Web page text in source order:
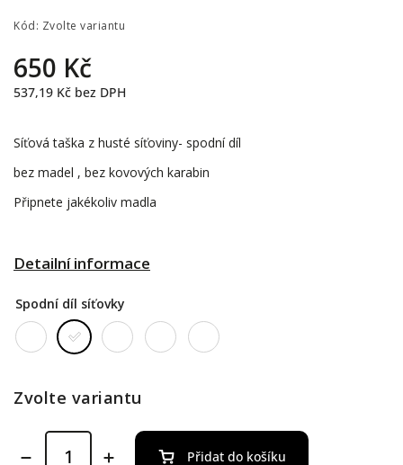
Kód: Zvolte variantu
650 Kč
537,19 Kč bez DPH
Síťová taška z husté síťoviny- spodní díl
bez madel , bez kovových karabin
Připnete jakékoliv madla
Detailní informace
Spodní díl síťovky
Zvolte variantu
Přidat do košíku